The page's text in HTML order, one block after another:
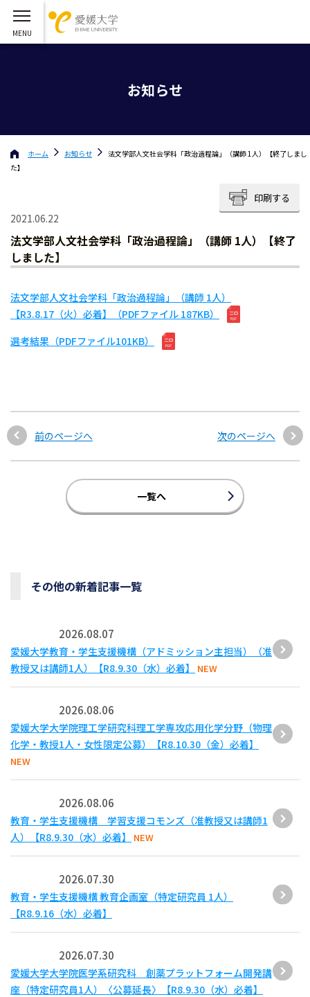
お知らせ
ホーム お知らせ
法文学部人文社会学科「政治過程論」（講師 1人）【終了しまし
た】
印刷する
2021.06.22
法文学部人文社会学科「政治過程論」（講師 1人）【終了
しました】
法文学部人文社会学科「政治過程論」（講師 1人）
【R3.8.17（火）必着】（PDFファイル 187KB）
選考結果（PDFファイル101KB）
前のページへ 次のページへ
一覧へ
その他の新着記事一覧
2026.08.07
愛媛大学教育・学生支援機構（アドミッション主担当）（准
教授又は講師1人）【R8.9.30（水）必着】
NEW
2026.08.06
愛媛大学大学院理工学研究科理工学専攻応用化学分野（物理
化学・教授1人・女性限定公募）【R8.10.30（金）必着】
NEW
2026.08.06
教育・学生支援機構 学習支援コモンズ（准教授又は講師1
人）【R8.9.30（水）必着】
NEW
2026.07.30
教育・学生支援機構 教育企画室（特定研究員 1人）
【R8.9.16（水）必着】
2026.07.30
愛媛大学大学院医学系研究科 創薬プラットフォーム開発講
座（特定研究員1人）〈公募延長〉【R8.9.30（水）必着】